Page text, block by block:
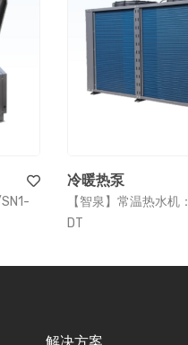
冷暖热泵
【智泉】常温热水
DT